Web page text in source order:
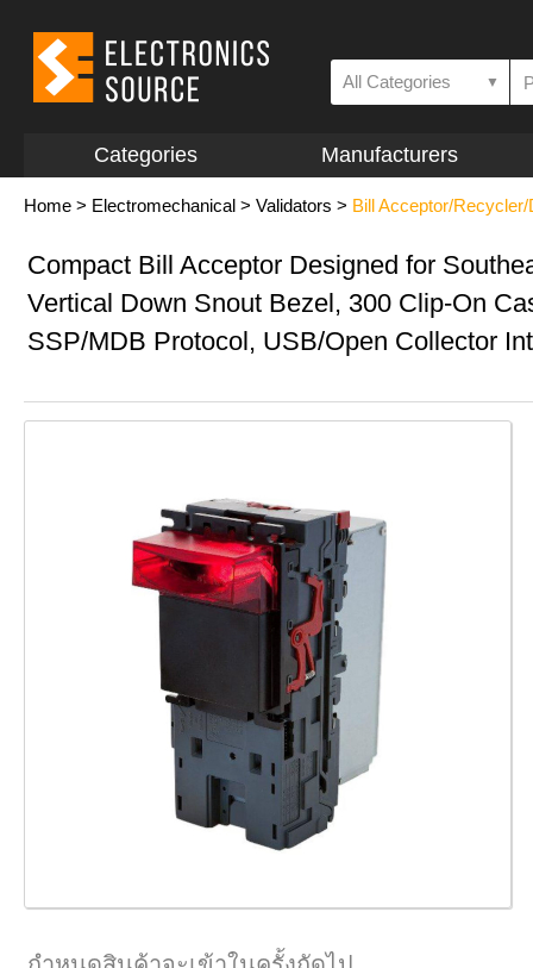
All Categories ▼
Categories Manufacturers
Home > Electromechanical > Validators > Bill Acceptor/
Compact Bill Acceptor Designed for
Vertical Down Snout Bezel, 300 Clip-On
SSP/MDB Protocol, USB/Open Collector